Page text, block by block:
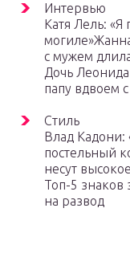
Интервью
Катя Лель:
с мужем
Дочь
папу вдвоем
Стиль
Влад Кадони:
постельный
несут
Топ-5 знаков
на развод